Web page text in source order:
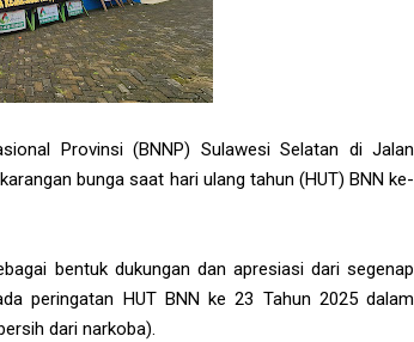
Provinsi (BNNP) Sulawesi Selatan di Jalan
bunga saat hari ulang tahun (HUT) BNN ke-
bentuk dukungan dan apresiasi dari segenap
peringatan HUT BNN ke 23 Tahun 2025 dalam
dari narkoba).